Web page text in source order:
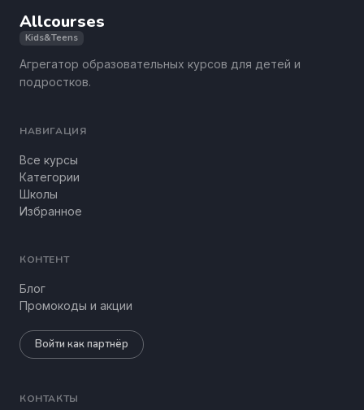
Allcourses
Kids&Teens
Агрегатор образовательных курсов для детей и
подростков.
НАВИГАЦИЯ
Все курсы
Категории
Школы
Избранное
КОНТЕНТ
Блог
Промокоды и акции
Войти как партнёр
КОНТАКТЫ